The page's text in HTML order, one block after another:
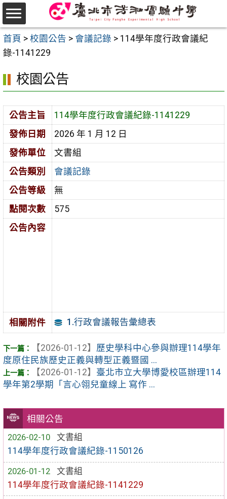
跳
至
主
要
區
首頁 > 校園公告 > 會議記錄 > 114學年度行政會議紀
錄-1141229
相關公告
2026-02-10
文書組
114學年度行政會議紀錄-1150126
2026-01-12
文書組
114學年度行政會議紀錄-1141229
校園公告
公告主旨
114學年度行政會議紀錄-1141229
發佈日期
2026 年 1 月 12 日
發佈單位
文書組
公告類別
會議記錄
公告等級
無
點閱次數
575
公告內容
相關附件 1.行政會議報告彙總表
【2026-01-12】 歷史學科中心參與辦理114學年
度原住民族歷史正義與轉型正義暨國 ...
【2026-01-12】 臺北市立大學博愛校區辦理114
學年第2學期「言心翎兒童線上 寫作 ...
選
單